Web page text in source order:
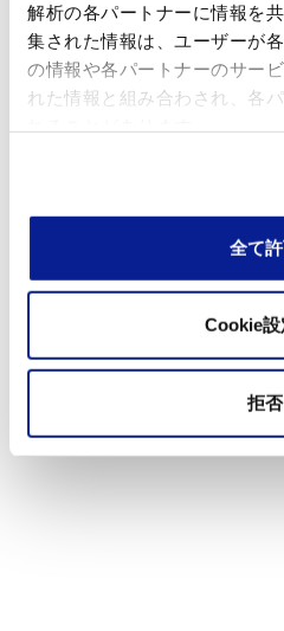
解析の各パートナーに情報を
集された情報は、ユーザーが
の情報や各パートナーのサー
れた情報と組み合わされ、各
全て
Cookie設
拒否